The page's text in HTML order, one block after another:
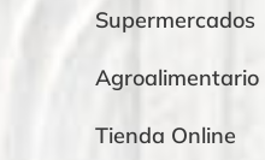
Supermercados
Agroalimentario
Tienda Online